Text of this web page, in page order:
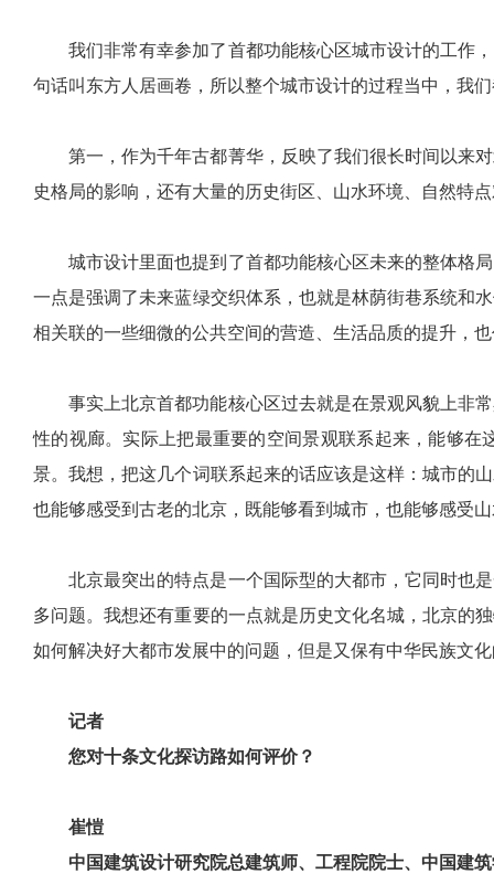
我们非常有幸参加了首都功能核心区城市设计的工作
句话叫东方人居画卷，所以整个城市设计的过程当中，我
第一，作为千年古都菁华，反映了我们很长时间以来
史格局的影响，还有大量的历史街区、山水环境、自然特
城市设计里面也提到了首都功能核心区未来的整体格
一点是强调了未来蓝绿交织体系，也就是林荫街巷系统和
相关联的一些细微的公共空间的营造、生活品质的提升，
事实上北京首都功能核心区过去就是在景观风貌上非
性的视廊。实际上把最重要的空间景观联系起来，能够
景。我想，把这几个词联系起来的话应该是这样：城市的
也能够感受到古老的北京，既能够看到城市，也能够感受
北京最突出的特点是一个国际型的大都市，它同时也
多问题。我想还有重要的一点就是历史文化名城，北京的
如何解决好大都市发展中的问题，但是又保有中华民族文
记者
您对十条文化探访路如何评价？
崔愷
中国建筑设计研究院总建筑师、工程院院士、中国建